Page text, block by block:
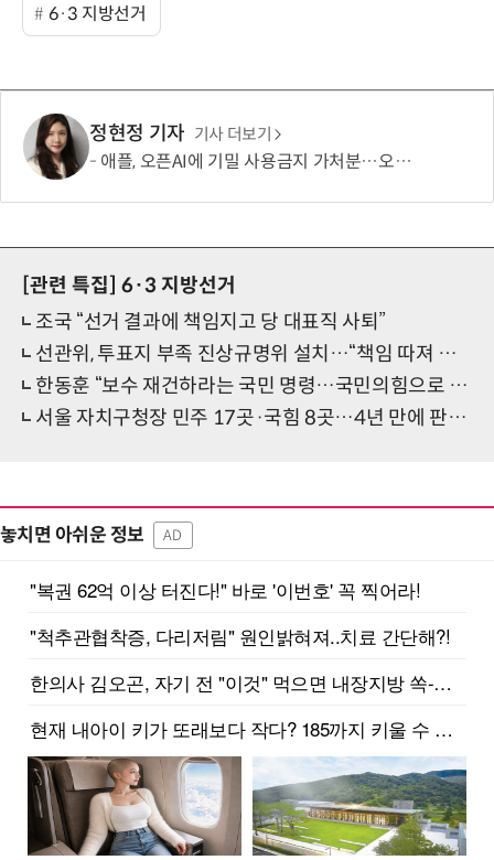
6·3 지방선거
정현정 기자 기사 더보기
애플, 오픈AI에 기밀 사용금지 가처분…오픈AI “근거 없는 감정 싸움”
[관련 특집] 6·3 지방선거
조국 “선거 결과에 책임지고 당 대표직 사퇴”
선관위, 투표지 부족 진상규명위 설치…“책임 따져 결과 밝히겠다”
한동훈 “보수 재건하라는 국민 명령…국민의힘으로 돌아갈 것”
서울 자치구청장 민주 17곳·국힘 8곳…4년 만에 판세 정반대로
놓치면 아쉬운 정보 AD